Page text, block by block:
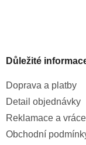
Důležité
Doprava a platby
Detail objednávky
Reklamace a
Obchodní